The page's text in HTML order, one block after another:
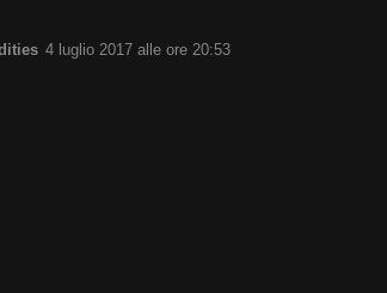
4 luglio 2017 alle ore 20:53